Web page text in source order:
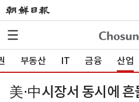
부동산 IT 금융 산업
美⋅中시장서 동시에 흔